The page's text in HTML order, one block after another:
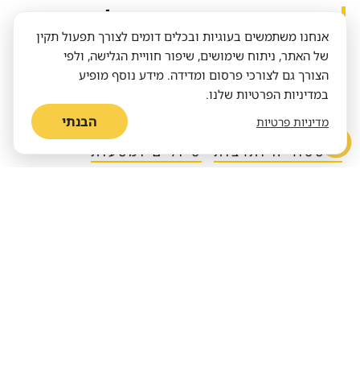
כתבות נוספות שיכולות
לעניין אותך​
היסטוריה ותרבות טיולים ומסעות
אנחנו משתמשים בעוגיות ובכלים דומים לצורך תפעול תקין
של האתר, ניתוח שימושים, שיפור חוויית הגלישה, ולפי
הצורך גם לצורכי פרסום ומדידה. מידע נוסף מופיע
במדיניות הפרטיות שלנו.
מדיניות פרטיות הבנתי